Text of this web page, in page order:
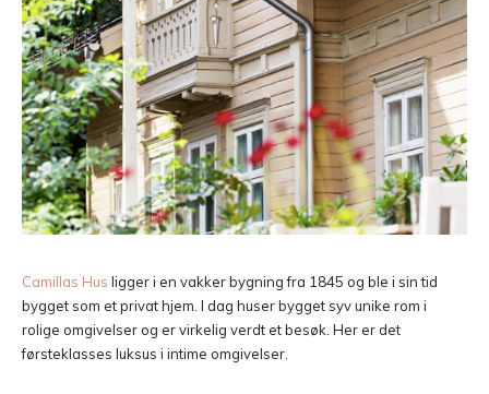
Camillas Hus ligger i en vakker bygning fra 1845 og ble i sin tid
bygget som et privat hjem. I dag huser bygget syv unike rom i
rolige omgivelser og er virkelig verdt et besøk. Her er det
førsteklasses luksus i intime omgivelser.